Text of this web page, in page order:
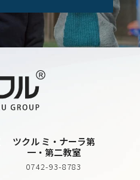
ツクル ミ・ナーラ第
一・第二教室
0742-93-8783